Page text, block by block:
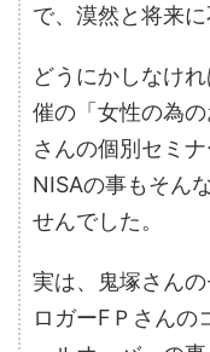
で、漠然と将来に
どうにかしなけ
催の「女性の為
さんの個別セミ
NISAの事もそん
せんでした。
実は、鬼塚さん
ロガーFＰさんの